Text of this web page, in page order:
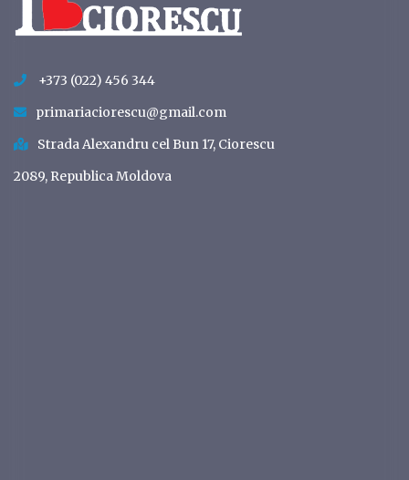
+373 (022) 456 344
primariaciorescu@gmail.com
Strada Alexandru cel Bun 17, Ciorescu
2089, Republica Moldova